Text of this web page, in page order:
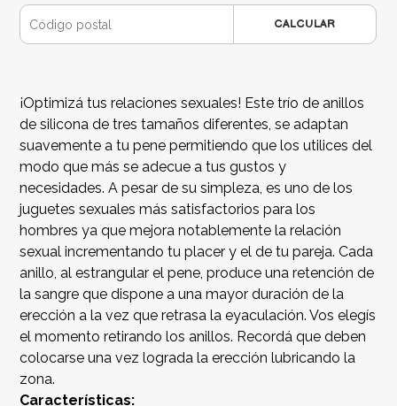
CALCULAR
¡Optimizá tus relaciones sexuales! Este trío de anillos
de silicona de tres tamaños diferentes, se adaptan
suavemente a tu pene permitiendo que los utilices del
modo que más se adecue a tus gustos y
necesidades. A pesar de su simpleza, es uno de los
juguetes sexuales más satisfactorios para los
hombres ya que mejora notablemente la relación
sexual incrementando tu placer y el de tu pareja. Cada
anillo, al estrangular el pene, produce una retención de
la sangre que dispone a una mayor duración de la
erección a la vez que retrasa la eyaculación. Vos elegís
el momento retirando los anillos. Recordá que deben
colocarse una vez lograda la erección lubricando la
zona.
Características: